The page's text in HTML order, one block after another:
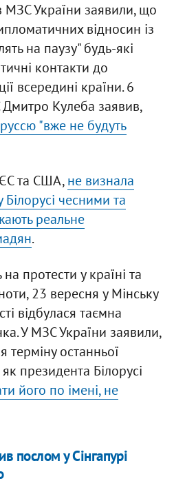
МЗС України заявили, що
відносин із
на паузу" будь-які
контакти до
всередині країни. 6
Кулеба заявив,
"вже не будуть
ЄС та США,не визнала
Білорусі чесними та
реальне
.
протести у країні та
23 вересня у Мінську
відбулася таємна
У МЗС України заявили,
останньої
президента Білорусі
його по імені, не
послом у Сінгапурі